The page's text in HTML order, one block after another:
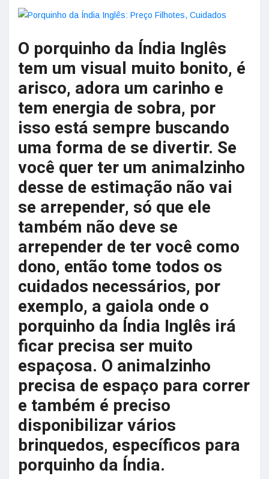
O porquinho da Índia Inglês
tem um visual muito bonito, é
arisco, adora um carinho e
tem energia de sobra, por
isso está sempre buscando
uma forma de se divertir. Se
você quer ter um animalzinho
desse de estimação não vai
se arrepender, só que ele
também não deve se
arrepender de ter você como
dono, então tome todos os
cuidados necessários, por
exemplo, a gaiola onde o
porquinho da Índia Inglês irá
ficar precisa ser muito
espaçosa. O animalzinho
precisa de espaço para correr
e também é preciso
disponibilizar vários
brinquedos, específicos para
porquinho da Índia.